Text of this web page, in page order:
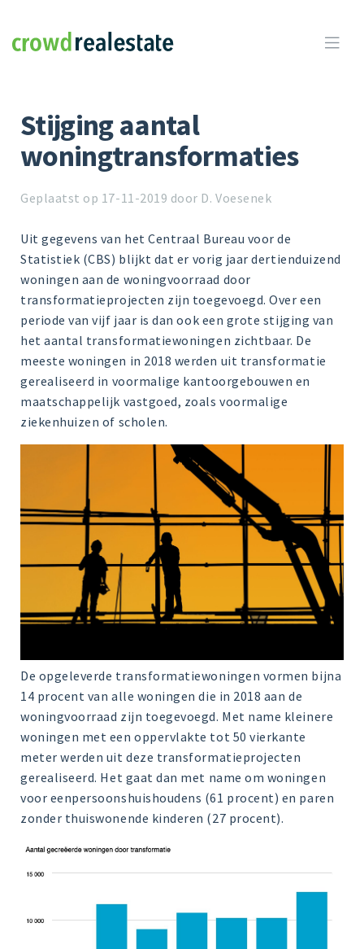
Crowdrealestate 
Stijging aantal
woningtransformaties
Geplaatst op 17-11-2019 door D. Voesenek
Uit gegevens van het Centraal Bureau voor de
Statistiek (CBS) blijkt dat er vorig jaar dertienduizend
woningen aan de woningvoorraad door
transformatieprojecten zijn toegevoegd. Over een
periode van vijf jaar is dan ook een grote stijging van
het aantal transformatiewoningen zichtbaar. De
meeste woningen in 2018 werden uit transformatie
gerealiseerd in voormalige kantoorgebouwen en
maatschappelijk vastgoed, zoals voormalige
ziekenhuizen of scholen.
De opgeleverde transformatiewoningen vormen bijna
14 procent van alle woningen die in 2018 aan de
woningvoorraad zijn toegevoegd. Met name kleinere
woningen met een oppervlakte tot 50 vierkante
meter werden uit deze transformatieprojecten
gerealiseerd. Het gaat dan met name om woningen
voor eenpersoonshuishoudens (61 procent) en paren
zonder thuiswonende kinderen (27 procent).